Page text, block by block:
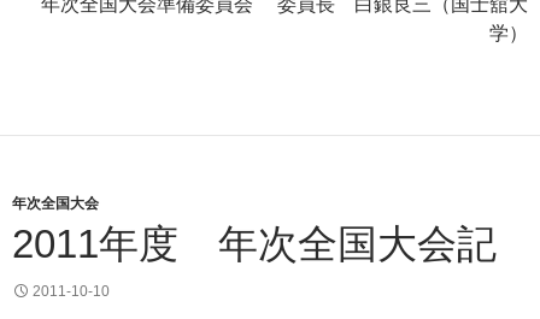
年次全国大会準備委員会 委員長 白銀良三（国士舘大
学）
年次全国大会
2011年度 年次全国大会記
2011-10-10